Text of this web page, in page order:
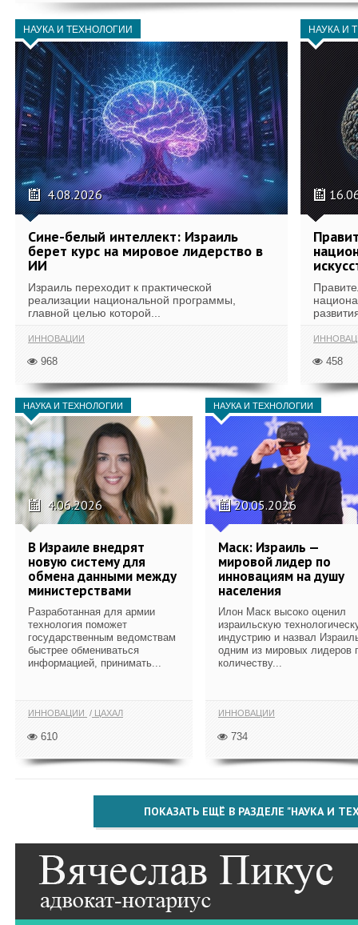
НАУКА И ТЕХНОЛОГИИ
4.08.2026
Сине-белый интеллект: Израиль
берет курс на мировое лидерство в
ИИ
Израиль переходит к практической
реализации национальной программы,
главной целью которой...
ИННОВАЦИИ
968
НАУКА И
458
НАУКА И ТЕХНОЛОГИИ
4.06.2026
В Израиле внедрят
новую систему для
обмена данными между
министерствами
Разработанная для армии
технология поможет
государственным ведомствам
быстрее обмениваться
информацией, принимать...
ИННОВАЦИИ ЦАХАЛ
610
НАУКА И ТЕХНОЛОГИИ
20.05.2026
Маск: Израиль —
мировой лидер по
инновациям на душу
населения
Илон Маск высоко оценил
израильскую
индустрию и назвал
одним из мировых лидеров
количеству...
ИННОВАЦИИ
734
ПОКАЗАТЬ ЕЩЁ В РАЗДЕЛЕ "НАУКА И